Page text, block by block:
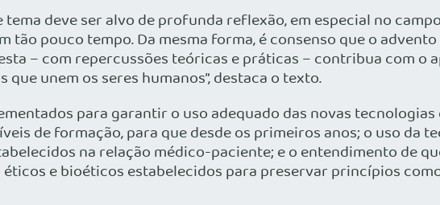
deve ser alvo de profunda reflexão, em especial no
tão pouco tempo. Da mesma forma, é consenso que o
– com repercussões teóricas e práticas – contribua com o
unem os seres humanos”, destaca o texto.
para garantir o uso adequado das novas
de formação, para que desde os primeiros anos; o uso da
na relação médico-paciente; e o entendimento de
e bioéticos estabelecidos para preservar princípios